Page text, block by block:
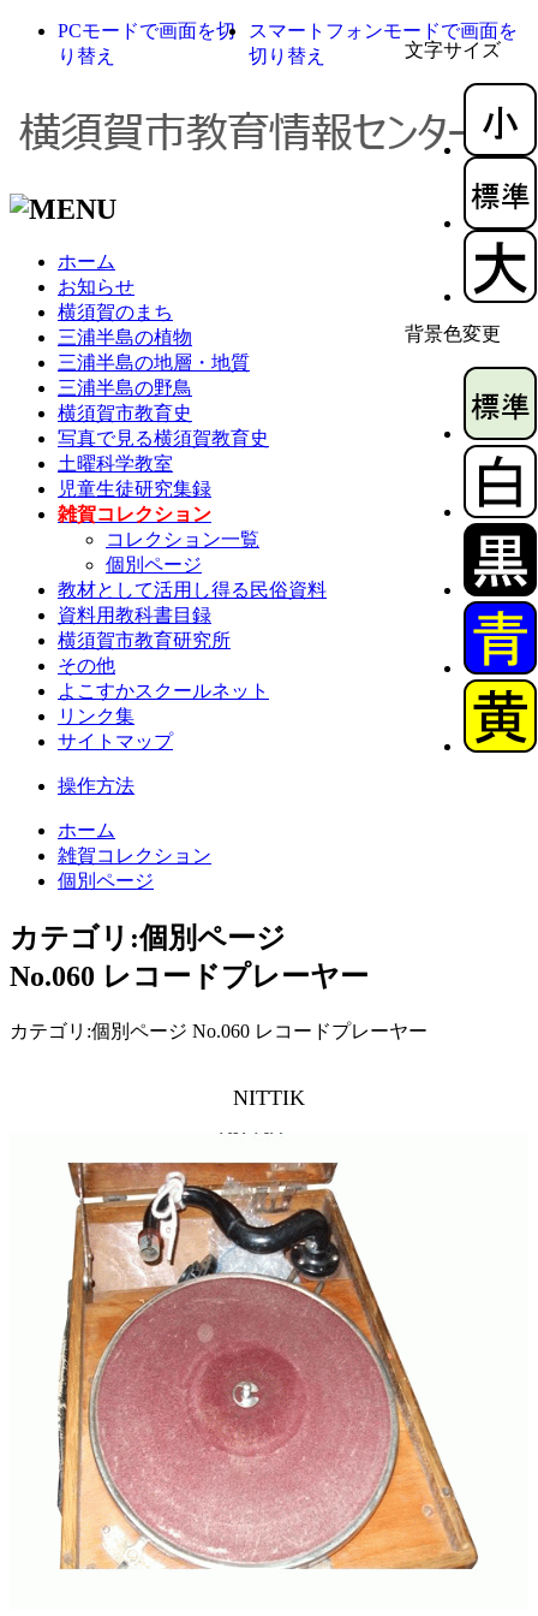
文字サイズ
背景色変更
PCモードで画面を切
り替え
スマートフォンモードで画面を
切り替え
ホーム
お知らせ
横須賀のまち
三浦半島の植物
三浦半島の地層・地質
三浦半島の野鳥
横須賀市教育史
写真で見る横須賀教育史
土曜科学教室
児童生徒研究集録
雑賀コレクション
コレクション一覧
個別ページ
教材として活用し得る民俗資料
資料用教科書目録
横須賀市教育研究所
その他
よこすかスクールネット
リンク集
サイトマップ
操作方法
ホーム
雑賀コレクション
個別ページ
カテゴリ:個別ページ
No.060 レコードプレーヤー
カテゴリ:個別ページ No.060 レコードプレーヤー
NITTIK